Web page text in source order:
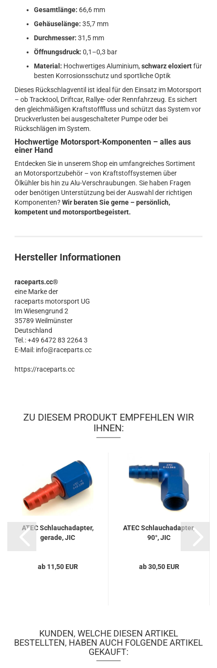
Gesamtlänge: 66,6 mm
Gehäuselänge: 35,7 mm
Durchmesser: 31,5 mm
Öffnungsdruck: 0,1–0,3 bar
Material: Hochwertiges Aluminium, schwarz eloxiertfür
besten Korrosionsschutz und sportliche Optik
Dieses Rückschlagventil ist ideal für den Einsatz im Motorsport
– ob Tracktool, Driftcar, Rallye- oder Rennfahrzeug. Es sichert
den gleichmäßigen Kraftstofffluss und schützt das System vor
Druckverlusten bei ausgeschalteter Pumpe oder bei
Rückschlägen im System.
Hochwertige Motorsport-Komponenten – alles aus
einer Hand
Entdecken Sie in unserem Shop ein umfangreiches Sortiment
an Motorsportzubehör – von Kraftstoffsystemen über
Ölkühler bis hin zu Alu-Verschraubungen. Sie haben Fragen
oder benötigen Unterstützung bei der Auswahl der richtigen
Komponenten? Wir beraten Sie gerne – persönlich,
kompetent und motorsportbegeistert.
Hersteller Informationen
raceparts.cc®
eine Marke der
raceparts motorsport UG
Im Wiesengrund 2
35789 Weilmünster
Deutschland
Tel.: +49 6472 83 2264 3
E-Mail: info@raceparts.cc
https://raceparts.cc
ZU DIESEM PRODUKT EMPFEHLEN WIR
IHNEN:
ATEC Schlauchadapter,
gerade, JIC
ab 11,50 EUR
ATEC Schlauchadapter,
90°, JIC
ab 30,50 EUR
KUNDEN, WELCHE DIESEN ARTIKEL
BESTELLTEN, HABEN AUCH FOLGENDE ARTIKEL
GEKAUFT: